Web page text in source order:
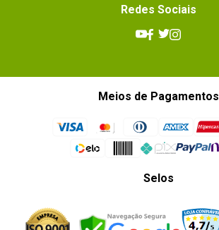
Redes Sociais
Meios de Pagamentos
Selos